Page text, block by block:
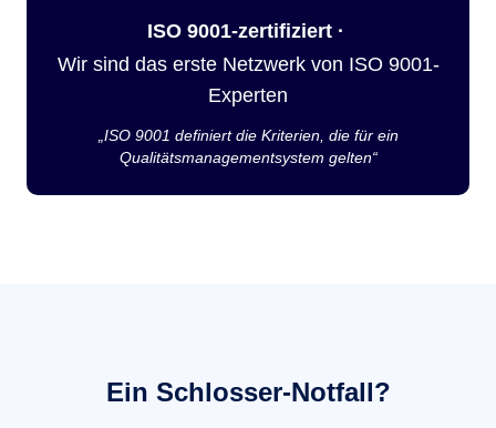
ISO 9001-zertifiziert ·
Wir sind das erste Netzwerk von ISO 9001-
Experten
„ISO 9001 definiert die Kriterien, die für ein
Qualitätsmanagementsystem gelten“
Ein Schlosser-Notfall?